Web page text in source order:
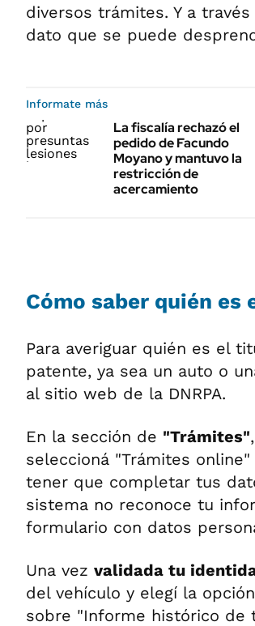
diversos trámites. Y a
dato que se puede
Informate más
La fiscalía rechazó el
pedido de Facundo
Moyano y mantuvo la
restricción de
acercamiento
Cómo saber quién
Para averiguar quién es el
patente, ya sea un auto o
al sitio web de la DNRPA.
En la sección de "Trámites"
seleccioná "Trámites
tener que completar tus
sistema no reconoce tu
formulario con datos
Una vez validada tu
del vehículo y elegí la
sobre "Informe histórico de